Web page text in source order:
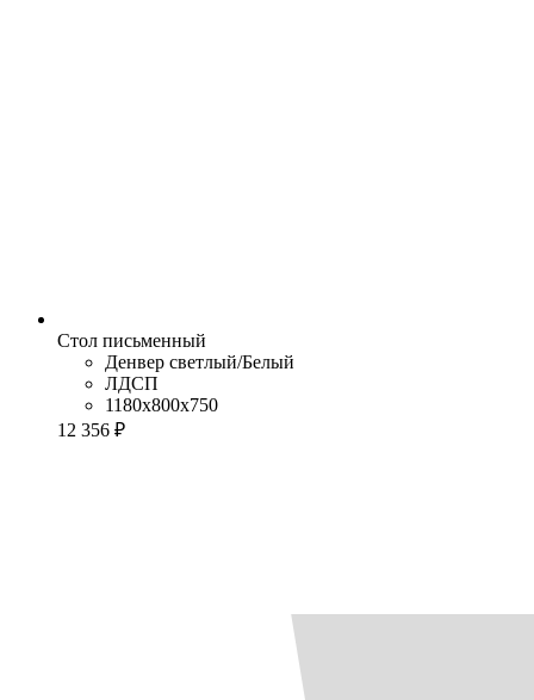
Стол письменный
Денвер светлый/Белый
ЛДСП
1180x800x750
12 356 ₽